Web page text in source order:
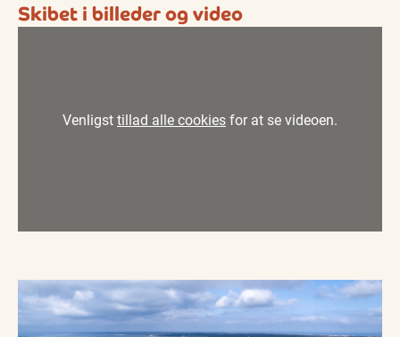
Skibet i billeder og video
Venligsttillad alle cookiesfor at se videoen.